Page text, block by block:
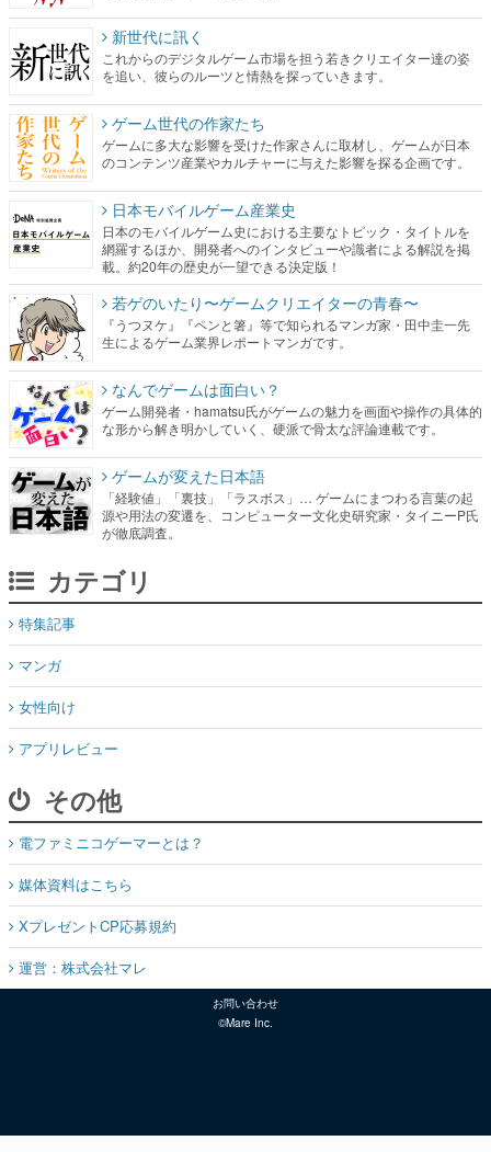
新世代に訊く
これからのデジタルゲーム市場を担う若きクリエイター達の姿
を追い、彼らのルーツと情熱を探っていきます。
ゲーム世代の作家たち
ゲームに多大な影響を受けた作家さんに取材し、ゲームが日本
のコンテンツ産業やカルチャーに与えた影響を探る企画です。
日本モバイルゲーム産業史
日本のモバイルゲーム史における主要なトピック・タイトルを
網羅するほか、開発者へのインタビューや識者による解説を掲
載。約20年の歴史が一望できる決定版！
若ゲのいたり〜ゲームクリエイターの青春〜
『うつヌケ』『ペンと箸』等で知られるマンガ家・田中圭一先
生によるゲーム業界レポートマンガです。
なんでゲームは面白い？
ゲーム開発者・hamatsu氏がゲームの魅力を画面や操作の具体的
な形から解き明かしていく、硬派で骨太な評論連載です。
ゲームが変えた日本語
「経験値」「裏技」「ラスボス」… ゲームにまつわる言葉の起
源や用法の変遷を、コンピューター文化史研究家・タイニーP氏
が徹底調査。
カテゴリ
特集記事
マンガ
女性向け
アプリレビュー
その他
電ファミニコゲーマーとは？
媒体資料はこちら
XプレゼントCP応募規約
運営：株式会社マレ
お問い合わせ
©Mare Inc.